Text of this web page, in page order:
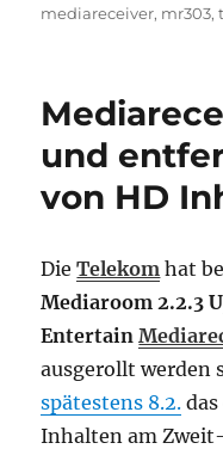
am
mediareceiver, mr303,
und
von HD
DieTelekom hat
Mediaroom 2.2.3
Entertain
ausgerollt werden
spätestens 8.2.
Inhalten am